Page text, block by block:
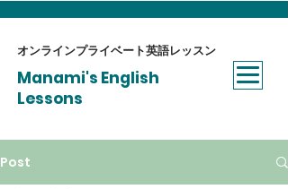
オンラインプライベート​英語レッスン
Manami's English
Lessons
Post